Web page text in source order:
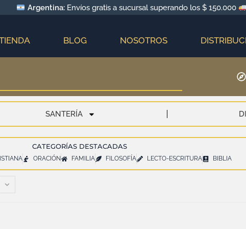
Argentina:Envíos gratis a sucursal superando los $ 150.000
BLOG NOSOTROS
SANTERÍA
CATEGORÍAS DESTACADAS
ORACIÓN FAMILIA FILOSOFÍA LECTO-ESCRITURA BIBLIA